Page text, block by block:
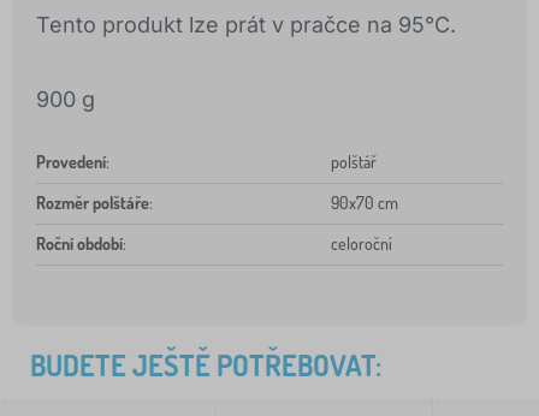
Tento produkt lze prát v pračce na 95°C.
900 g
Provedení:
polštář
Rozměr polštáře:
90x70 cm
Roční období: celoroční
BUDETE JEŠTĚ POTŘEBOVAT: